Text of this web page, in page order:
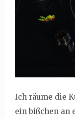
Ich räume die
ein bißchen an